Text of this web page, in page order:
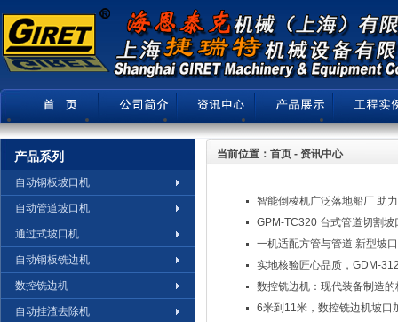
产品系列
自动钢板坡口机
自动管道坡口机
通过式坡口机
自动钢板铣边机
数控铣边机
自动挂渣去除机
当前位置： 首页- 资讯中心
智能倒棱机广泛落地船厂 助
GPM-TC320 台式管道切割
一机适配方管与管道 新型坡
实地核验匠心品质，GDM-
数控铣边机：现代装备制造
6米到11米，数控铣边机坡口